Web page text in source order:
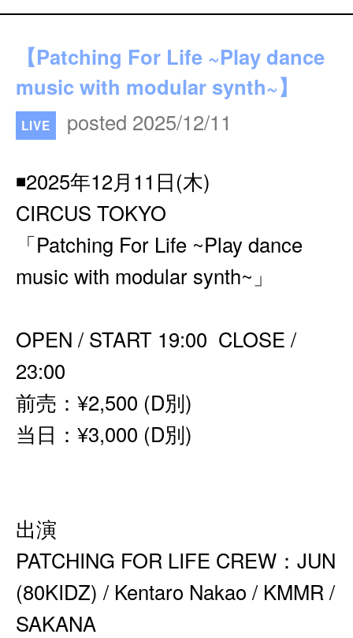
【Patching For Life ~Play dance
music with modular synth~】
LIVE posted 2025/12/11
◾️2025年12月11日(木)
CIRCUS TOKYO
「Patching For Life ~Play dance
music with modular synth~」
OPEN / START 19:00 CLOSE /
23:00
前売：¥2,500 (D別)
当日：¥3,000 (D別)
出演
PATCHING FOR LIFE CREW：JUN
(80KIDZ) / Kentaro Nakao / KMMR /
SAKANA